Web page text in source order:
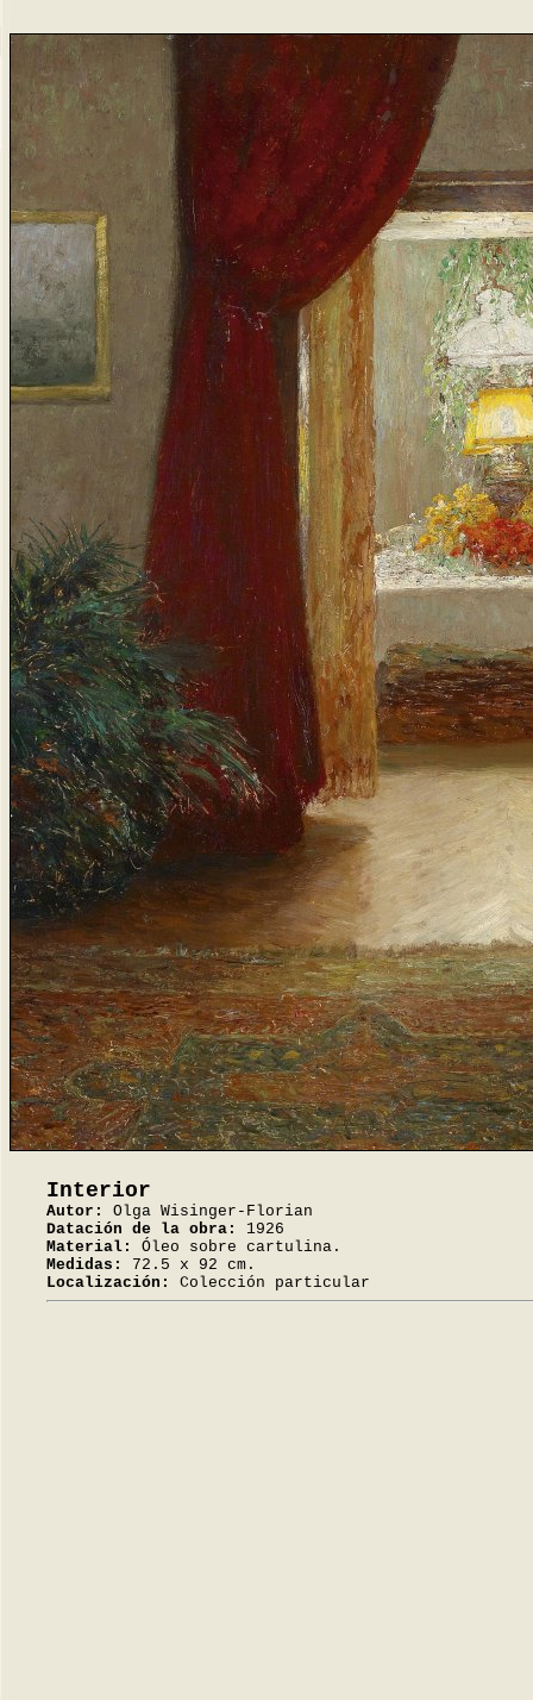
Interior
Autor:
Olga Wisinger-Florian
Datación de la obra:
1926
Material:
Óleo sobre cartulina.
Medidas:
72.5 x 92 cm.
Localización:
Colección particular